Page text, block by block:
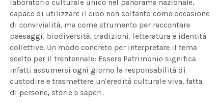
laboratorio culturale unico nel panorama nazionale,
capace di utilizzare il cibo non soltanto come occasione
di convivialità, ma come strumento per raccontare
paesaggi, biodiversità, tradizioni, letteratura e identità
collettive. Un modo concreto per interpretare il tema
scelto per il trentennale: Essere Patrimonio significa
infatti assumersi ogni giorno la responsabilità di
custodire e trasmettere un'eredità culturale viva, fatta
di persone, storie e saperi.